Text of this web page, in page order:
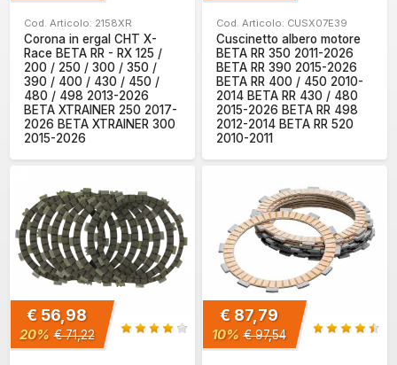
Cod. Articolo: 2158XR
Corona in ergal CHT X-
Race BETA RR - RX 125 /
200 / 250 / 300 / 350 /
390 / 400 / 430 / 450 /
480 / 498 2013-2026
BETA XTRAINER 250 2017-
2026 BETA XTRAINER 300
2015-2026
Cod. Articolo: CUSX07E39
Cuscinetto albero motore
BETA RR 350 2011-2026
BETA RR 390 2015-2026
BETA RR 400 / 450 2010-
2014 BETA RR 430 / 480
2015-2026 BETA RR 498
2012-2014 BETA RR 520
2010-2011
€ 56,98
20% € 71,22
€ 87,79
10% € 97,54